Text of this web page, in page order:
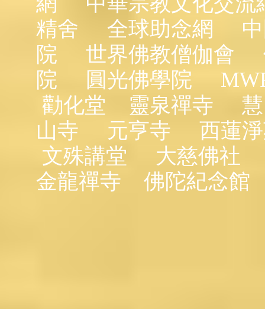
精舍
全球助念網
院
世界佛教僧伽會
院
圓光佛學院
勸化堂
靈泉禪寺
山寺
元亨寺
西蓮
文殊講堂
大慈佛社
金龍禪寺
佛陀紀念館